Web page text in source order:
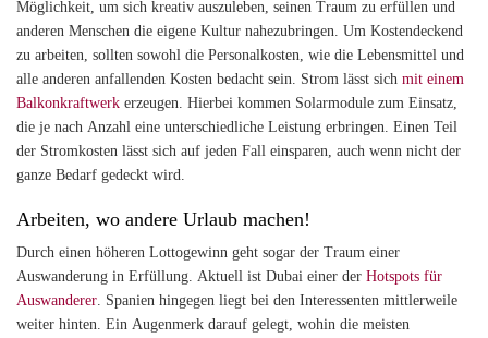
Möglichkeit, um sich kreativ auszuleben, seinen Traum zu erfüllen und
anderen Menschen die eigene Kultur nahezubringen. Um Kostendeckend
zu arbeiten, sollten sowohl die Personalkosten, wie die Lebensmittel und
alle anderen anfallenden Kosten bedacht sein. Strom lässt sich mit einem
Balkonkraftwerk erzeugen. Hierbei kommen Solarmodule zum Einsatz,
die je nach Anzahl eine unterschiedliche Leistung erbringen. Einen Teil
der Stromkosten lässt sich auf jeden Fall einsparen, auch wenn nicht der
ganze Bedarf gedeckt wird.
Arbeiten, wo andere Urlaub machen!
Durch einen höheren Lottogewinn geht sogar der Traum einer
Auswanderung in Erfüllung. Aktuell ist Dubai einer der Hotspots für
Auswanderer . Spanien hingegen liegt bei den Interessenten mittlerweile
weiter hinten. Ein Augenmerk darauf gelegt, wohin die meisten